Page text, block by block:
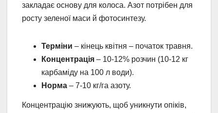
закладає основу для колоса. Азот потрібен для
росту зеленої маси й фотосинтезу.
Терміни – кінець квітня – початок травня.
Концентрація – 10-12% розчин (10-12 кг
карбаміду на 100 л води).
Норма – 7-10 кг/га азоту.
Концентрацію знижують, щоб уникнути опіків,